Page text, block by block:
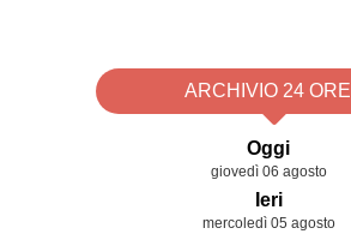
ARCHIVIO 24 ORE
Oggi
giovedì 06 agosto
Ieri
mercoledì 05 agosto